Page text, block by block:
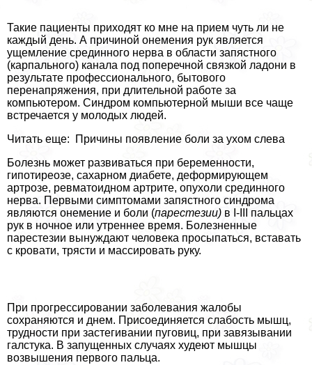
Такие пациенты приходят ко мне на прием чуть ли не
каждый день. А причиной онемения рук является
ущемление срединного нерва в области запястного
(карпального) канала под поперечной связкой ладони в
результате профессионального, бытового
перенапряжения, при длительной работе за
компьютером. Синдром компьютерной мыши все чаще
встречается у молодых людей.
Читать еще: Причины появление боли за ухом слева
Болезнь может развиваться при беременности,
гипотиреозе, сахарном диабете, деформирующем
артрозе, ревматоидном артрите, опухоли срединного
нерва. Первыми симптомами запястного синдрома
являются онемение и боли (парестезии) в I-III пальцах
рук в ночное или утреннее время. Болезненные
парестезии вынуждают человека просыпаться, вставать
с кровати, трясти и массировать руку.
При прогрессировании заболевания жалобы
сохраняются и днем. Присоединяется слабость мышц,
трудности при застегивании пуговиц, при завязывании
галстука. В запущенных случаях худеют мышцы
возвышения первого пальца.